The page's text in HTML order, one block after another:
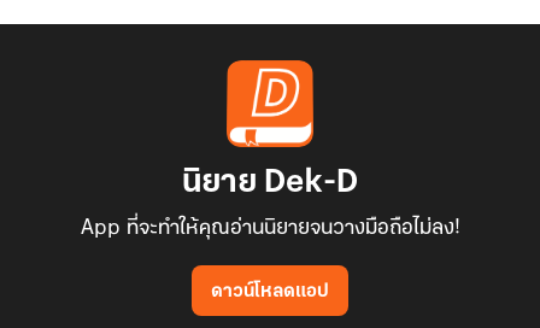
นิยาย Dek-D
App ที่จะทำให้คุณอ่านนิยายจนวางมือถือไม่ลง!
ดาวน์โหลดแอป